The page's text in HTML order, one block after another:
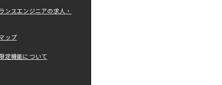
ンスエンジニアの求人・
ップ
定機能について